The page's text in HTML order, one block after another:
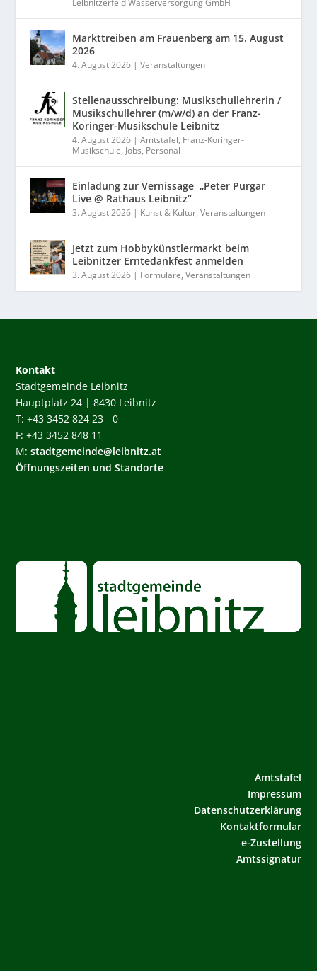
Leibnitzerfeld Wasserversorgung GmbH
Markttreiben am Frauenberg am 15. August
2026
4. August 2026 |Veranstaltungen
Stellenausschreibung: Musikschullehrerin /
Musikschullehrer (m/w/d) an der Franz-
Koringer-Musikschule Leibnitz
4. August 2026 |Amtstafel, Franz-Koringer-
Musikschule, Jobs, Personal
Einladung zur Vernissage „Peter Purgar
Live @ Rathaus Leibnitz“
3. August 2026 | Kunst & Kultur,Veranstaltungen
Jetzt zum Hobbykünstlermarkt beim
Leibnitzer Erntedankfest anmelden
3. August 2026 | Formulare,Veranstaltungen
Kontakt
Stadtgemeinde Leibnitz
Hauptplatz 24 | 8430 Leibnitz
T: +43 3452 824 23 - 0
F: +43 3452 848 11
M:stadtgemeinde@leibnitz.at
Öffnungszeiten und Standorte
Amtstafel
Impressum
Datenschutzerklärung
Kontaktformular
e-Zustellung
Amtssignatur